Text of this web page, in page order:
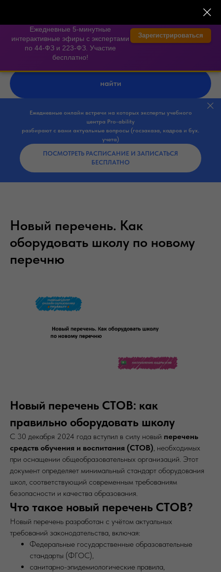
×
Ежедневные 5-минутные
интерактивные эфиры с экспертами
по 44-ФЗ и 223-ФЗ. Участие
бесплатно!
Зарегистрироваться
найти
Ежедневные онлайн встречи на которых эксперты учебного
центра Pro-ability
разбирают с вами актуальные вопросы (госзаказа, кадров и бух.
учета)
ПОСМОТРЕТЬ РАСПИСАНИЕ И ЗАПИСАТЬСЯ
БЕСПЛАТНО
Новый перечень. Как
оборудовать школу по новому
перечню
Новый перечень СТОВ: как
правильно оборудовать школу
С 30 декабря 2024 года вступил в силу новый перечень
средств обучения и воспитания (СТОВ), необходимых
при оснащении общеобразовательных организаций. Этот
документ определяет минимальный стандарт оборудования
школ, соответствующий современным требованиям
безопасности и качества образования.
Что такое новый перечень СТОВ?
Новый перечень разработан с учётом актуальных
требований законодательства, включая:
Федеральные государственные образовательные
стандарты (ФГОС),
санитарно-эпидемиологические правила,